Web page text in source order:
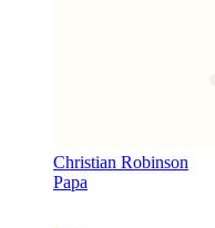
Christian Robinson
Papa